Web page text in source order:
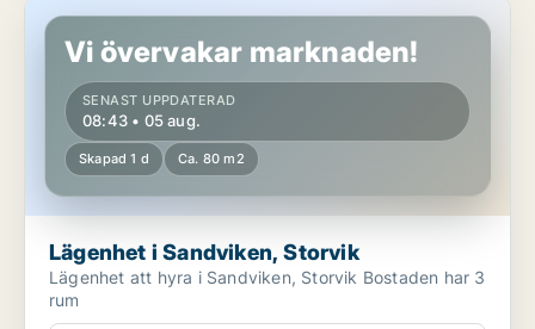
Lägenhet i Sandviken, Storvik
Vi övervakar marknaden!
SENAST UPPDATERAD
08:43 • 05 aug.
Skapad 1 d Ca. 80 m2
Lägenhet i Sandviken, Storvik
Lägenhet att hyra i Sandviken, Storvik Bostaden har 3
rum